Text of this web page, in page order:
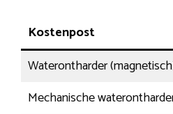
Kostenpost
Waterontharder
Mechanische